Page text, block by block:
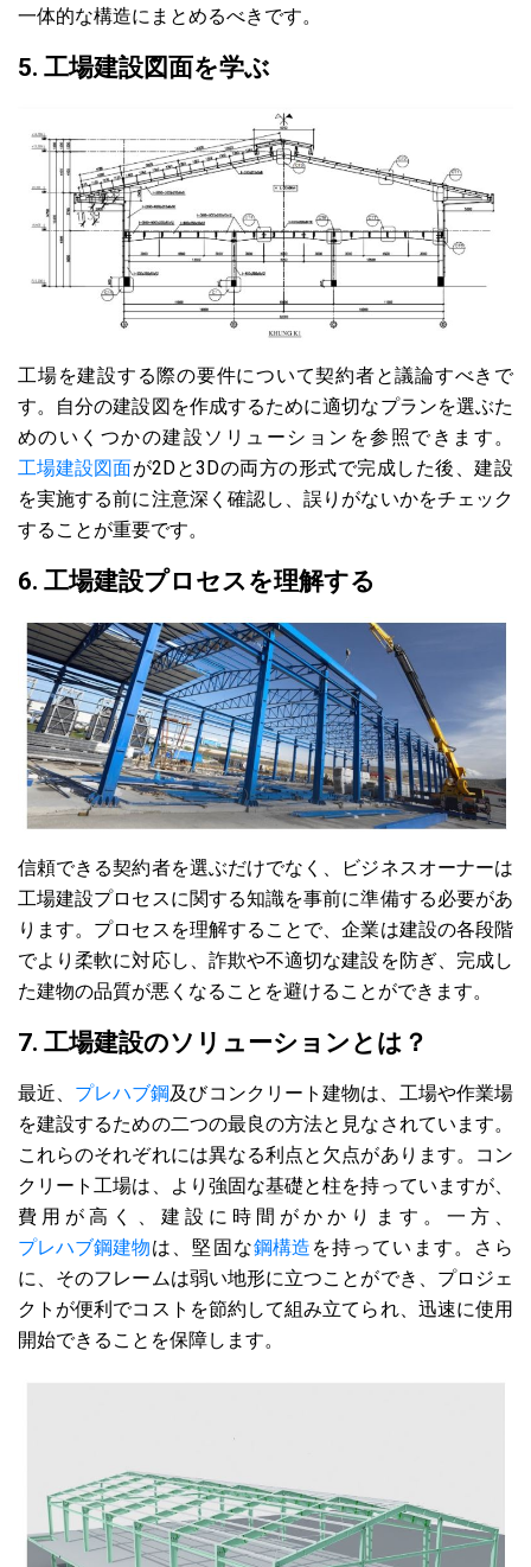
一体的な構造にまとめるべきです。
5. 工場建設図面を学ぶ
工場を建設する際の要件について契約者と議論すべきで
す。自分の建設図を作成するために適切なプランを選ぶた
めのいくつかの建設ソリューションを参照できます。
工場建設図面が2Dと3Dの両方の形式で完成した後、建設
を実施する前に注意深く確認し、誤りがないかをチェック
することが重要です。
6. 工場建設プロセスを理解する
信頼できる契約者を選ぶだけでなく、ビジネスオーナーは
工場建設プロセスに関する知識を事前に準備する必要があ
ります。プロセスを理解することで、企業は建設の各段階
でより柔軟に対応し、詐欺や不適切な建設を防ぎ、完成し
た建物の品質が悪くなることを避けることができます。
7. 工場建設のソリューションとは？
最近、 プレハブ鋼及びコンクリート建物は、工場や作業場
を建設するための二つの最良の方法と見なされています。
これらのそれぞれには異なる利点と欠点があります。コン
クリート工場は、より強固な基礎と柱を持っていますが、
費用が高く、建設に時間がかかります。一方、
プレハブ鋼建物は、堅固な鋼構造 を持っています。さら
に、そのフレームは弱い地形に立つことができ、プロジェ
クトが便利でコストを節約して組み立てられ、迅速に使用
開始できることを保障します。